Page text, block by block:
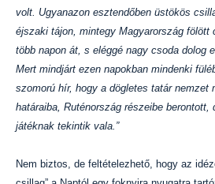
volt. Ugyanazon esztendőben üstökös
éjszaki tájon, mintegy Magyarország fölött
több napon át, s eléggé nagy csoda dolog
Mert mindjárt ezen napokban mindenki
szomorú hír, hogy a dögletes tatár nemzet
határaiba, Ruténország részeibe
játéknak tekintik vala.”
Nem biztos, de feltételezhető, hogy az